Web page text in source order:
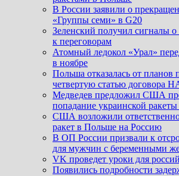
В России заявили о
«Группы семи» в G20
Зеленский получил сигналы о
к переговорам
Атомный ледокол «Урал»
в ноябре
Польша отказалась от планов
четвертую статью договора
Медведев предложил США
попадание украинской
США возложили
ракет в Польше на Россию
В ОП России призвали к
для мужчин с беременными
VK проведет уроки для
Появились подробности